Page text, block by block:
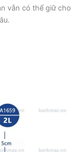
vẫn có thể giữ cho